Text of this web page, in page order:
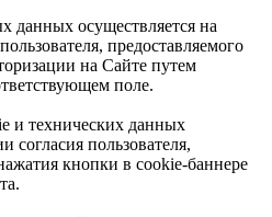
данных осуществляется на
предоставляемого
на Сайте путем
поле.
и технических данных
согласия пользователя,
кнопки в cookie-баннере